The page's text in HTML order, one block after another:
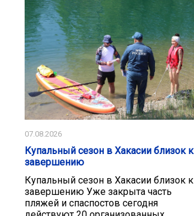
07.08.2026
Купальный сезон в Хакасии близок к
завершению
Купальный сезон в Хакасии близок к
завершению Уже закрыта часть
пляжей и спаспостов сегодня